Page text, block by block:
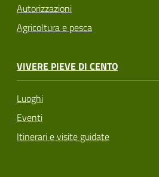
Autorizzazioni
Agricoltura e pesca
VIVERE PIEVE DI CENTO
Luoghi
Eventi
Itinerari e visite guidate